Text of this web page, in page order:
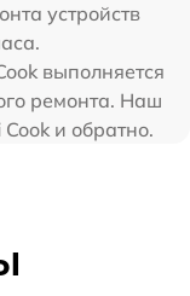
устройств
выполняется
ремонта. Наш
и обратно.